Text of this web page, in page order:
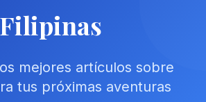
Filipinas
mejores artículos sobre
tus próximas aventuras